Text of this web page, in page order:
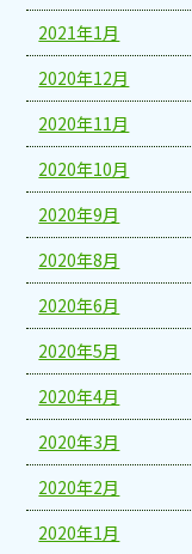
2021年1月
2020年12月
2020年11月
2020年10月
2020年9月
2020年8月
2020年6月
2020年5月
2020年4月
2020年3月
2020年2月
2020年1月